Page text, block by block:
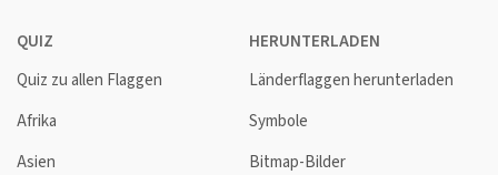
QUIZ
Quiz zu allen Flaggen
Afrika
Asien
HERUNTERLADEN
Länderflaggen herunterladen
Symbole
Bitmap-Bilder